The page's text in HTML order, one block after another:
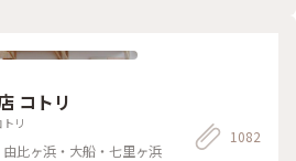
した〜😍 Webショップでも買えます
ことりっぷさんの記事がご覧になれます
ことりっぷ京都 #京都 #和紙 #彩り文様香
#わしくらぶ #お土産 #おみやげ #おみや
メラ #カメラ初
コトリ
リ
比ヶ浜・大船・七里ヶ浜
1082